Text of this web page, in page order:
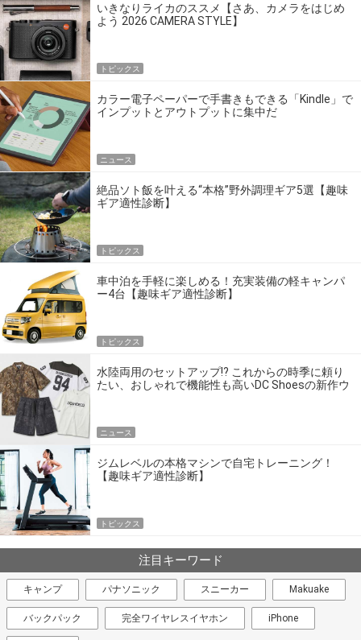
いきなりライカのススメ【さあ、カメラをはじめ
よう 2026 CAMERA STYLE】
トピックス
カラー電子ペーパーで手書きもできる「Kindle」で
インプットとアウトプットに集中だ
ニュース
絶品ソト飯を叶える“本格”野外調理ギア5選【趣味
ギア適性診断】
トピックス
車中泊を手軽に楽しめる！充実装備の軽キャンパ
ー4台【趣味ギア適性診断】
トピックス
水陸両用のセットアップ!? これからの時季に頼り
たい、おしゃれで機能性も高いDC Shoesの新作ウ
ニュース
ジムレベルの本格マシンで自宅トレーニング！
【趣味ギア適性診断】
トピックス
注目キーワード
キャンプ パナソニック スニーカー Makuake
バックパック 完全ワイヤレスイヤホン iPhone